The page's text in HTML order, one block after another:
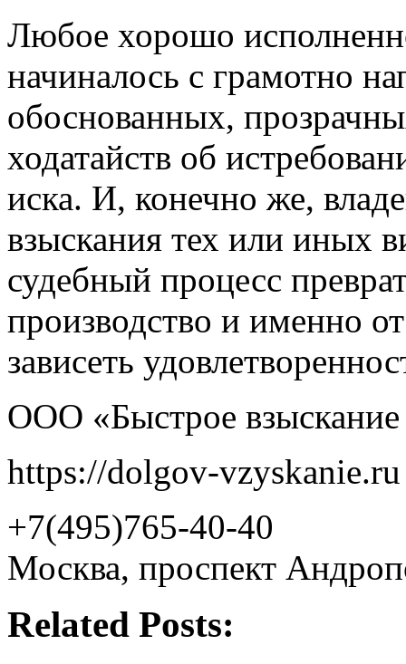
Любое хорошо
начиналось с грамотно
обоснованных,
ходатайств об
иска. И, конечно же,
взыскания тех или иных
судебный процесс
производство и именно
зависеть
ООО «Быстрое взыскание
https://dolgov-vzyskanie.ru
+7(495)765-40-40
Москва, проспект
Related Posts: